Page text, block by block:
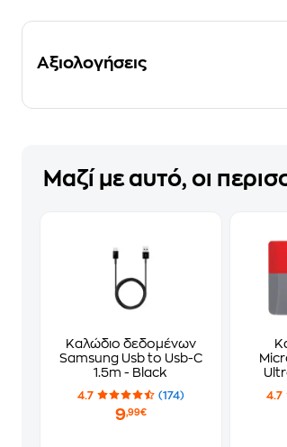
Αξιολογήσεις
Μαζί με αυτό, οι
Καλώδιο δεδομένων
Samsung Usb to Usb-C
1.5m - Black
4.7 (174)
9,99€
4.7